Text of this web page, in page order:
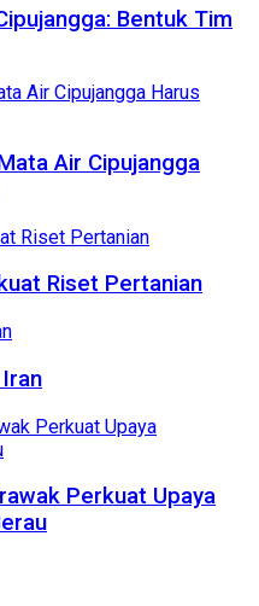
Bentuk Tim
Air Cipujangga
Riset Pertanian
Perkuat Upaya